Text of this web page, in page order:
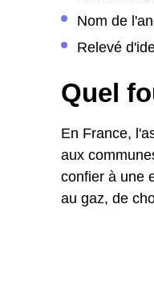
Nom de
Relevé
Quel
En France,
aux
confier à une
au gaz, de